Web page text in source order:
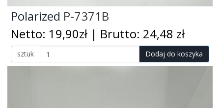
Polarized P-7371B
Netto: 19,90zł | Brutto: 24,48 zł
sztuk Dodaj do koszyka